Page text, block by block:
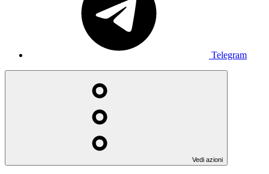
Telegram
Vedi azioni